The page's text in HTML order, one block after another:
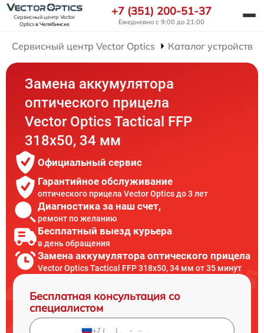
Сервисный центр Vector
Opticsв Челябинске
+7 (351) 200-51-37
Ежедневно с 9:00 до 21:00
Сервисный центр Vector Optics Каталог устройств
Замена аккумулятора
оптического прицела
Vector Optics Tactical FFP
318x50, 34 мм
Официальный сервис
Гарантийное обслуживание
оптического прицела Vector Optics до 3 лет
Диагностика за наш счет,
ремонт по желанию
Бесплатный выезд курьера
в день обращения
Замена аккумулятора оптического прицела
Vector Optics Tactical FFP 318x50, 34 мм от 35 минут
Бесплатная консультация со
специалистом